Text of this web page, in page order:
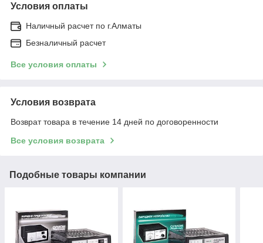
Условия оплаты
Наличный расчет по г.Алматы
Безналичный расчет
Все условия оплаты
Условия возврата
Возврат товара в течение 14 дней по договоренности
Все условия возврата
Подобные товары компании